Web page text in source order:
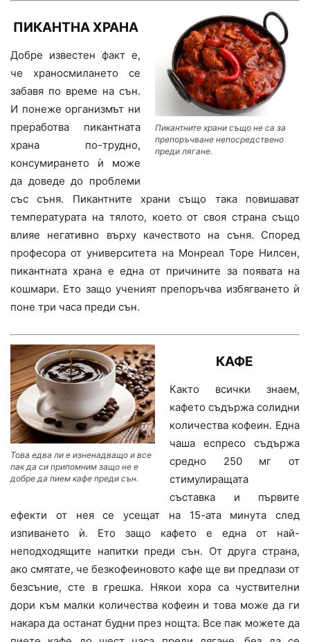
Пикантните храни също не са за
препоръчване непосредствено
преди лягане.
ПИКАНТНА ХРАНА
Добре известен факт е,
че храносмилането се
забавя по време на сън.
И понеже организмът ни
преработва пикантната
храна по-трудно,
консумирането ѝ може
да доведе до проблеми
със съня. Пикантните храни също така повишават
температурата на тялото, което от своя страна също
влияе негативно върху качеството на съня. Според
професора от университета на Монреал Торе Нилсен,
пикантната храна е една от причините за появата на
кошмари. Ето защо ученият препоръчва избягването ѝ
поне три часа преди сън.
Това едва ли е изненадващо и все
пак да си припомним защо не е
добре да пием кафе преди сън.
КАФЕ
Както всички знаем,
кафето съдържа солидни
количества кофеин. Една
чаша еспресо съдържа
средно 250 мг от
стимулиращата
съставка и първите
ефекти от нея се усещат на 15-ата минута след
изпиването ѝ. Ето защо кафето е една от най-
неподходящите напитки преди сън. От друга страна,
ако смятате, че безкофеиновото кафе ще ви предпази от
безсъние, сте в грешка. Някои хора са чуствителни
дори към малки количества кофеин и това може да ги
накара да останат будни през нощта. Все пак можете да